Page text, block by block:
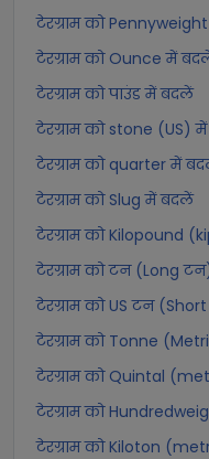
टेरग्राम को
टेरग्राम को Ounce में
टेरग्राम को पाउंड में बदलें
टेरग्राम को stone (US)
टेरग्राम को quarter में
टेरग्राम को Slug में बदलें
टेरग्राम को Kilopound
टेरग्राम को टन (Long
टेरग्राम को US टन
टेरग्राम को Tonne
टेरग्राम को Quintal
टेरग्राम को
टेरग्राम को Kiloton